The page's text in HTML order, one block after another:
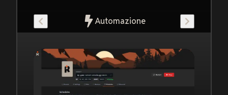
Automazione